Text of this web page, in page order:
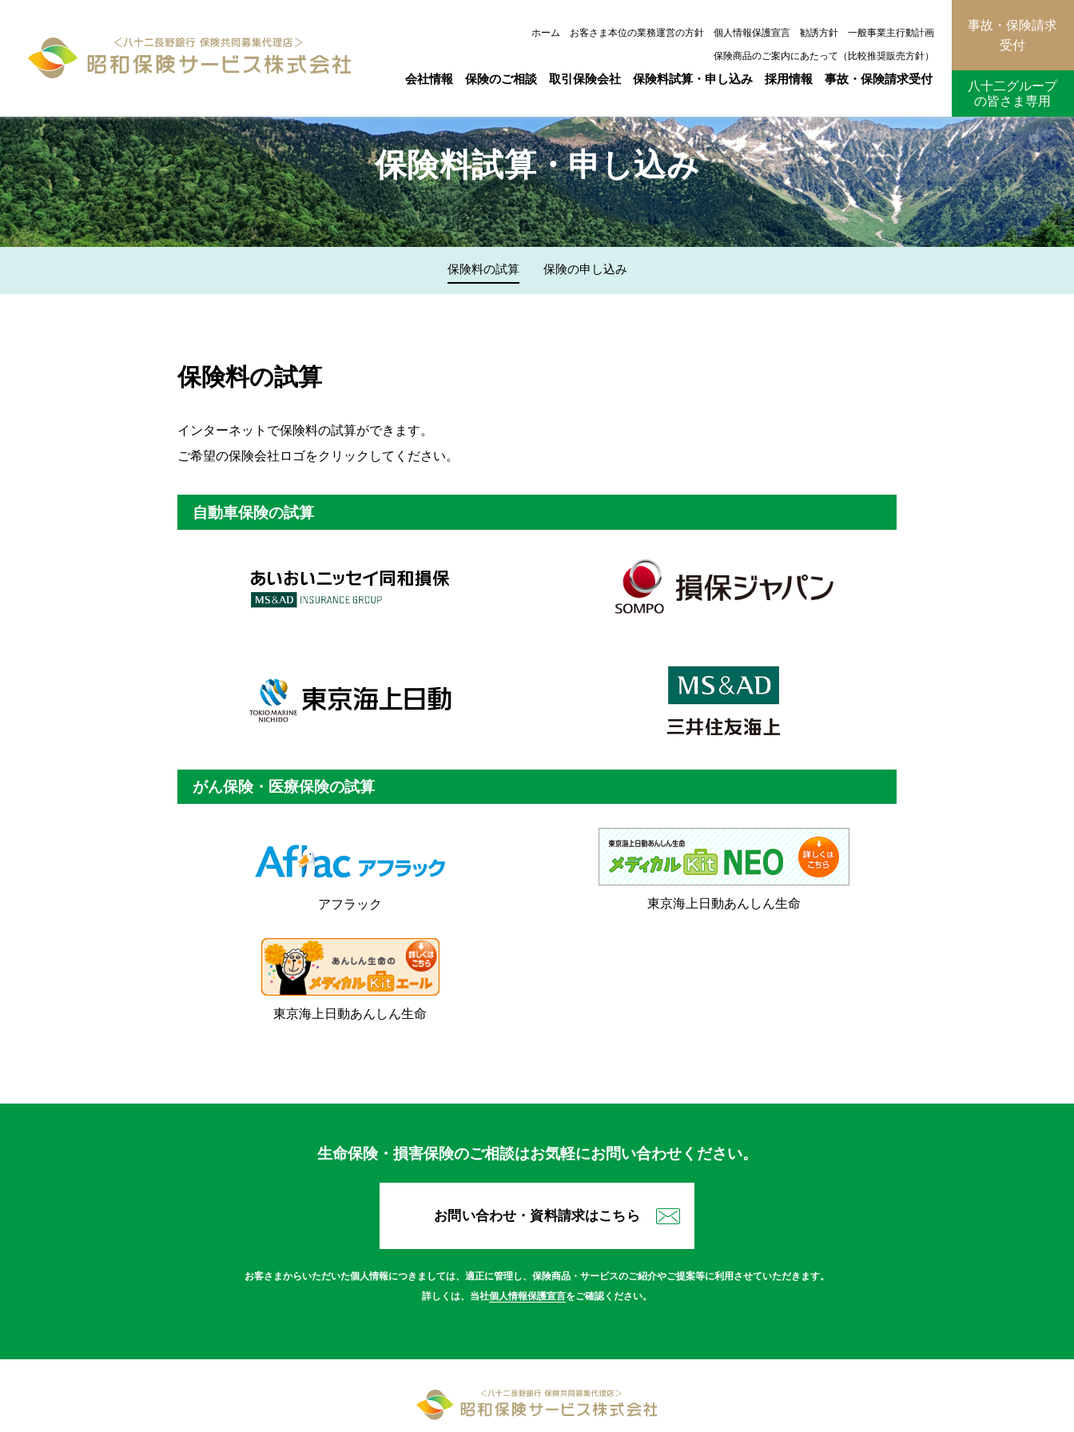
ホーム お客さま本位の業務運営の方針 個人情報保護宣言 勧誘方針 一般事業主行動計画
保険商品のご案内にあたって（比較推奨販売方針）
会社情報 保険のご相談 取引保険会社 保険料試算・申し込み 採用情報 事故・保険請求受付
事故・保険請求
受付
八十二グループ
の皆さま専用
保険料試算・申し込み
保険料の試算 保険の申し込み
保険料の試算
インターネットで保険料の試算ができます。
ご希望の保険会社ロゴをクリックしてください。
自動車保険の試算
がん保険・医療保険の試算
アフラック 東京海上日動あんしん生命
東京海上日動あんしん生命
生命保険・損害保険のご相談はお気軽にお問い合わせください。
お問い合わせ・資料請求はこちら
お客さまからいただいた個人情報につきましては、適正に管理し、保険商品・サービスのご紹介やご提案等に利用させていただきます。
詳しくは、当社個人情報保護宣言をご確認ください。